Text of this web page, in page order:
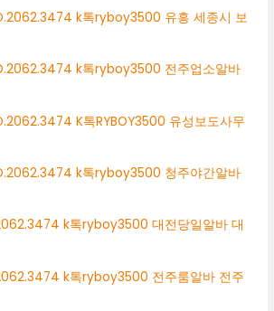
k톡ryboy3500 유흥 세종시 보
k톡ryboy3500 전주업소알바
K톡RYBOY3500 유성보도사무
k톡ryboy3500 청주야간알바
k톡ryboy3500 대전당일알바 대
k톡ryboy3500 전주룸알바 전주